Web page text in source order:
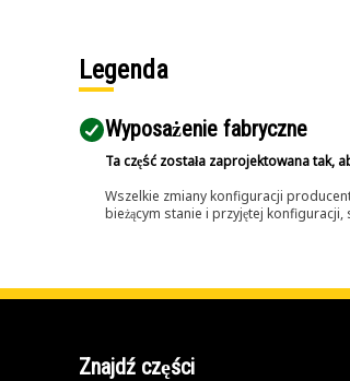
Legenda
Wyposażenie fabryczne
Ta część została zaprojektowana tak,
Wszelkie zmiany konfiguracji
bieżącym stanie i przyjętej
Znajdź części